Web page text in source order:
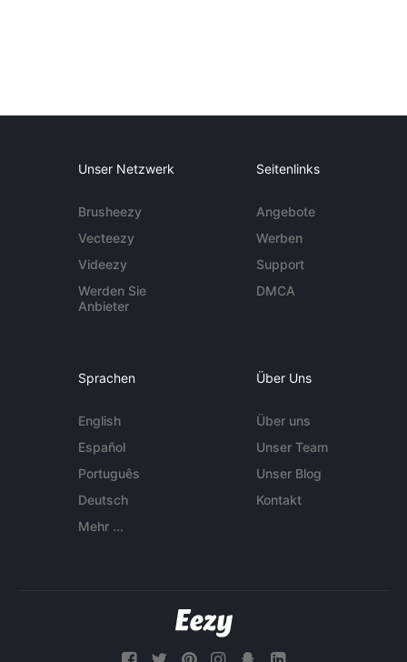
Unser Netzwerk
Brusheezy
Vecteezy
Videezy
Werden Sie
Anbieter
Seitenlinks
Angebote
Werben
Support
DMCA
Sprachen
English
Español
Português
Deutsch
Mehr ...
Über Uns
Über uns
Unser Team
Unser Blog
Kontakt